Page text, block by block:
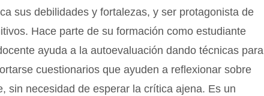
sus debilidades y fortalezas, y ser protagonista de
Hace parte de su formación como estudiante
ayuda a la autoevaluación dando técnicas para
cuestionarios que ayuden a reflexionar sobre
sin necesidad de esperar la crítica ajena. Es un